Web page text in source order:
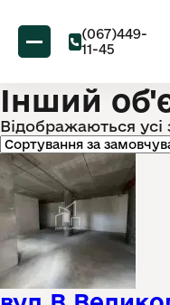
(067)449-
11-45
Інший
Відображаються усі